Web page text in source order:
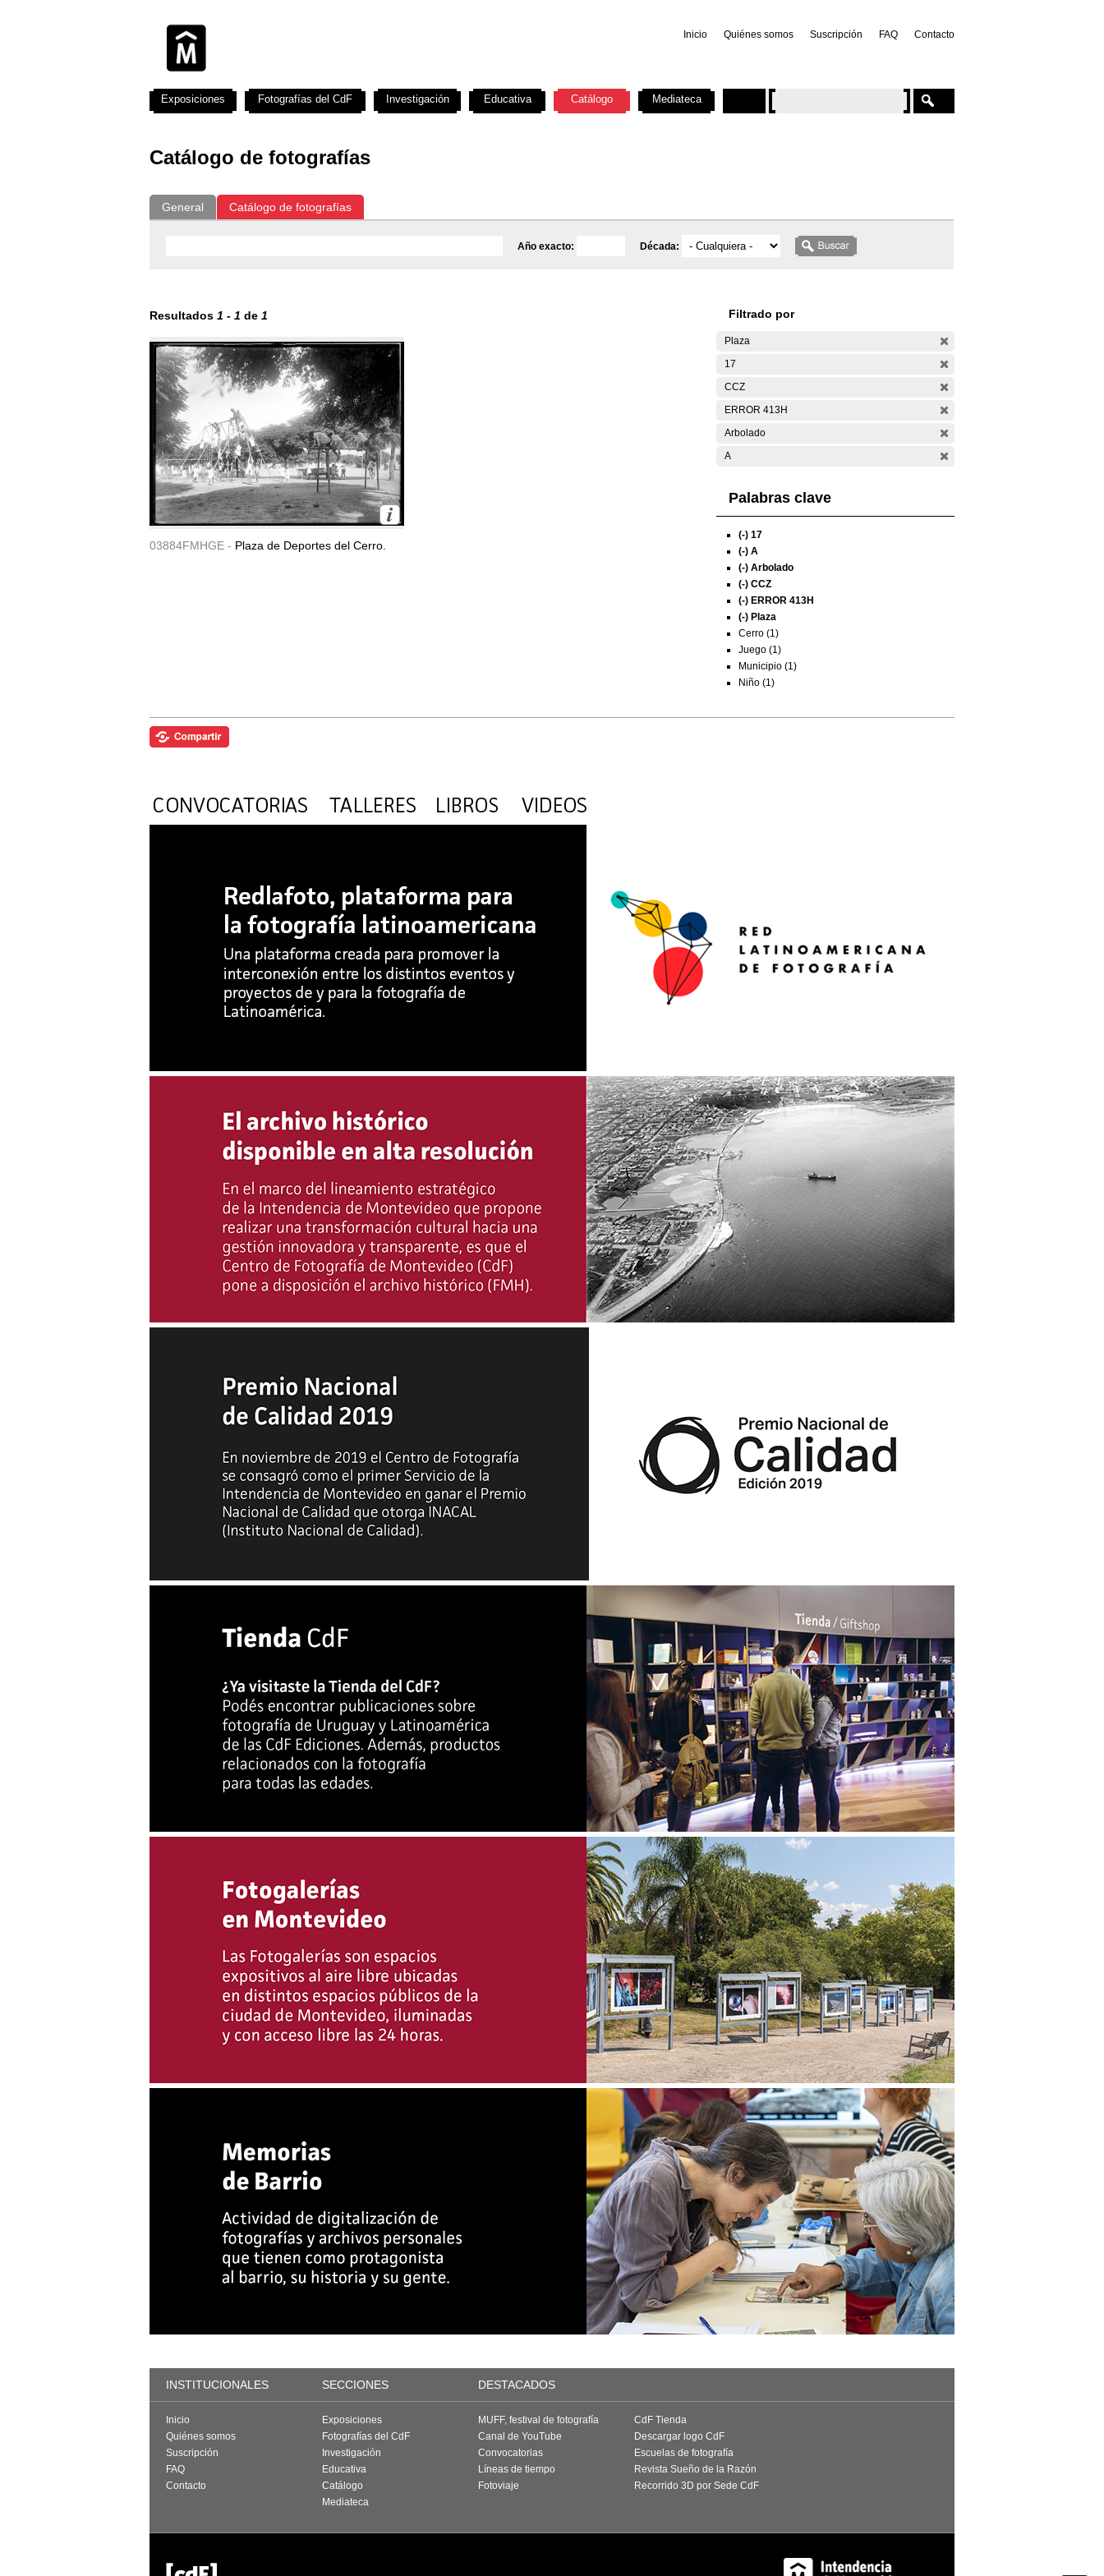
Inicio Quiénes somos Suscripción FAQ Contacto
Catálogo de fotografías
General Catálogo de fotografías
Año exacto: Década:
Resultados 1 - 1 de 1
03884FMHGE - Plaza de Deportes del Cerro.
Filtrado por
Plaza
17
CCZ
ERROR 413H
Arbolado
A
Palabras clave
(-) 17
(-) A
(-) Arbolado
(-) CCZ
(-) ERROR 413H
(-) Plaza
Cerro (1)
Juego (1)
Municipio (1)
Niño (1)
Exposiciones Fotografías del CdF Investigación Educativa Catálogo Mediateca
INSTITUCIONALES SECCIONES DESTACADOS
Inicio
Quiénes somos
Suscripción
FAQ
Contacto
Exposiciones
Fotografías del CdF
Investigación
Educativa
Catálogo
Mediateca
MUFF, festival de fotografía
Canal de YouTube
Convocatorias
Líneas de tiempo
Fotoviaje
CdF Tienda
Descargar logo CdF
Escuelas de fotografía
Revista Sueño de la Razón
Recorrido 3D por Sede CdF